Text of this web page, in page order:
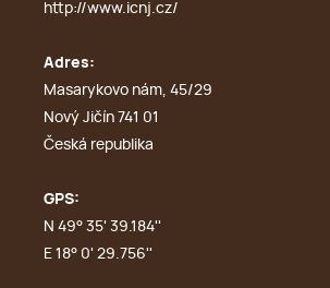
http://www.icnj.cz/
Adres:
Masarykovo nám, 45/29
Nový Jičín 741 01
Česká republika
GPS:
N 49° 35' 39.184''
E 18° 0' 29.756''